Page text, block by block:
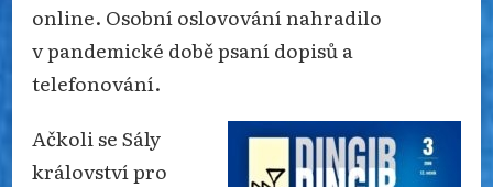
online. Osobní oslovování nahradilo
v pandemické době psaní dopisů a
telefonování.
Ačkoli se Sály
království pro